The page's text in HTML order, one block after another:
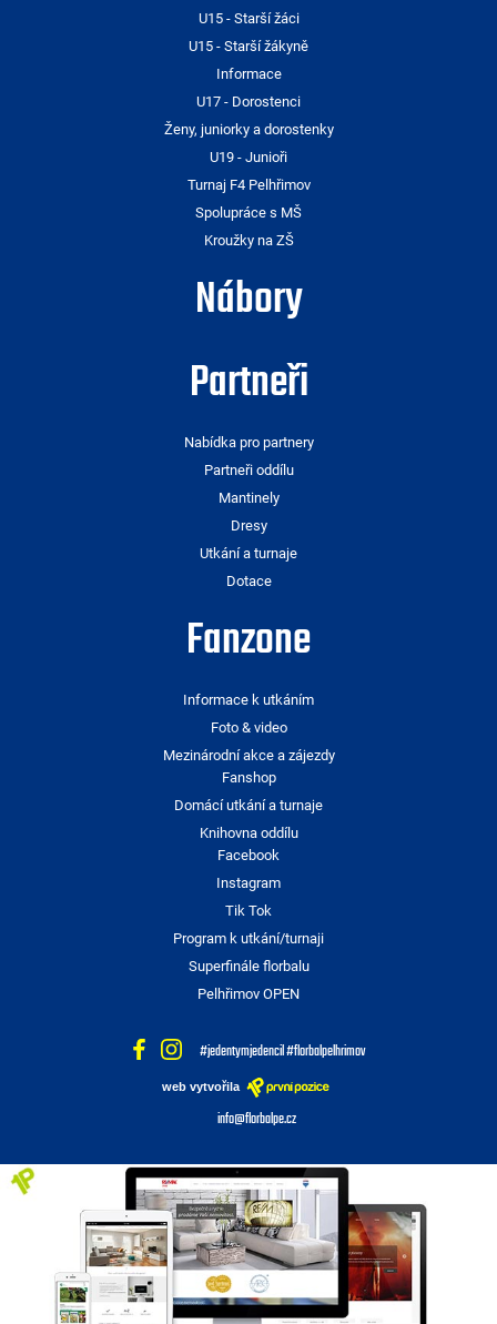
U15 - Starší žáci
U15 - Starší žákyně
Informace
U17 - Dorostenci
Ženy, juniorky a dorostenky
U19 - Junioři
Turnaj F4 Pelhřimov
Spolupráce s MŠ
Kroužky na ZŠ
Nábory
Partneři
Nabídka pro partnery
Partneři oddílu
Mantinely
Dresy
Utkání a turnaje
Dotace
Fanzone
Informace k utkáním
Foto & video
Mezinárodní akce a zájezdy
Fanshop
Domácí utkání a turnaje
Knihovna oddílu
Facebook
Instagram
Tik Tok
Program k utkání/turnaji
Superfinále florbalu
Pelhřimov OPEN
#jedentymjedencil #florbalpelhrimov
web vytvořila
info@florbalpe.cz